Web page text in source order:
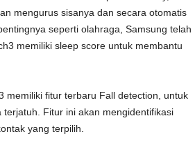
mengurus sisanya dan secara otomatis
seperti olahraga, Samsung telah
memiliki sleep score untuk membantu
memiliki fitur terbaru Fall detection, untuk
Fitur ini akan mengidentifikasi
yang terpilih.